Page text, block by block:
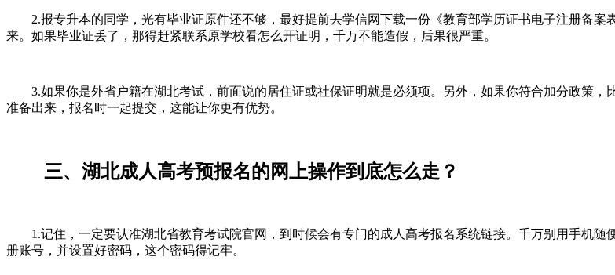
2.报专升本的同学，光有毕业证原件还不够，最好提前去学信网下载一份《教育部学历证书电子注册备案
来。如果毕业证丢了，那得赶紧联系原学校看怎么开证明，千万不能造假，后果很严重。
3.如果你是外省户籍在湖北考试，前面说的居住证或社保证明就是必须项。另外，如果你符合加分政策，
准备出来，报名时一起提交，这能让你更有优势。
三、湖北成人高考预报名的网上操作到底怎么走？
1.记住，一定要认准湖北省教育考试院官网，到时候会有专门的成人高考报名系统链接。千万别用手机随
册账号，并设置好密码，这个密码得记牢。